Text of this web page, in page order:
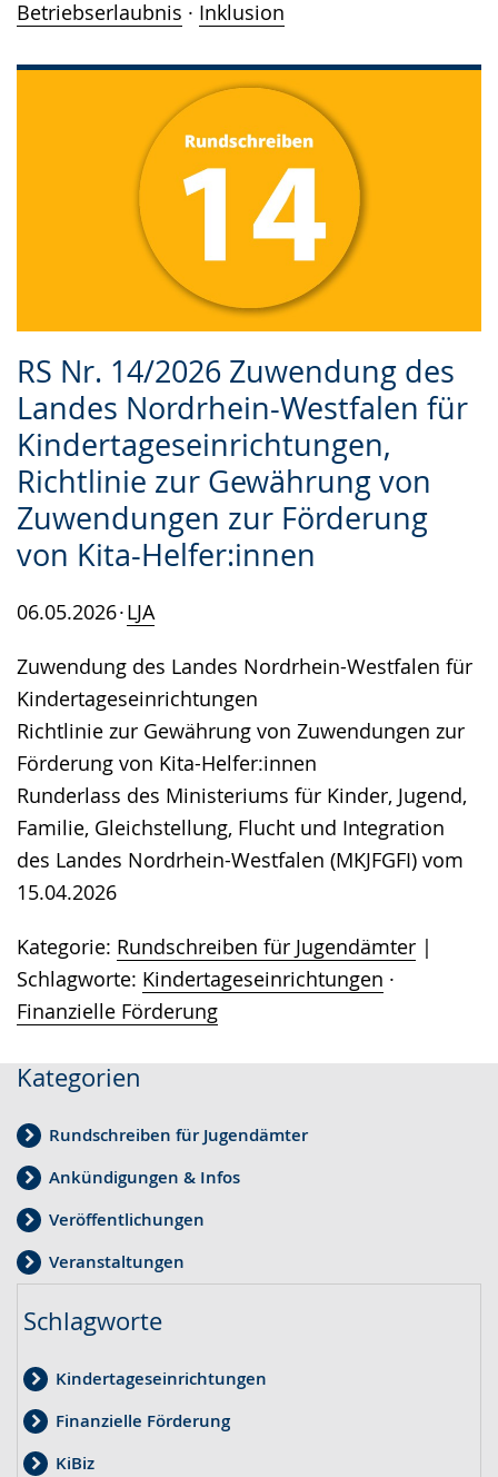
Betriebserlaubnis · Inklusion
RS Nr. 14/2026 Zuwendung des
Landes Nordrhein-Westfalen für
Kindertageseinrichtungen,
Richtlinie zur Gewährung von
Zuwendungen zur Förderung
von Kita-Helfer:innen
06.05.2026 LJA
Zuwendung des Landes Nordrhein-Westfalen für
Kindertageseinrichtungen
Richtlinie zur Gewährung von Zuwendungen zur
Förderung von Kita-Helfer:innen
Runderlass des Ministeriums für Kinder, Jugend,
Familie, Gleichstellung, Flucht und Integration
des Landes Nordrhein-Westfalen (MKJFGFI) vom
15.04.2026
Kategorie: Rundschreiben für Jugendämter
Schlagworte: Kindertageseinrichtungen ·
Finanzielle Förderung
Kategorien
Rundschreiben für Jugendämter
Ankündigungen & Infos
Veröffentlichungen
Veranstaltungen
Schlagworte
Kindertageseinrichtungen
Finanzielle Förderung
KiBiz